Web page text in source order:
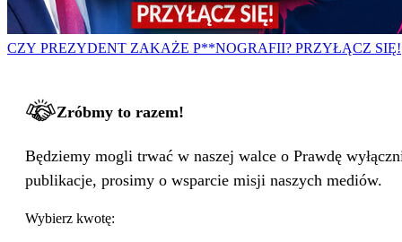
CZY PREZYDENT ZAKAŻE P**NOGRAFII? PRZYŁĄCZ SIĘ!
Zróbmy to razem!
Będziemy mogli trwać w naszej walce o Prawdę
publikacje, prosimy o wsparcie misji naszych mediów.
Wybierz kwotę: